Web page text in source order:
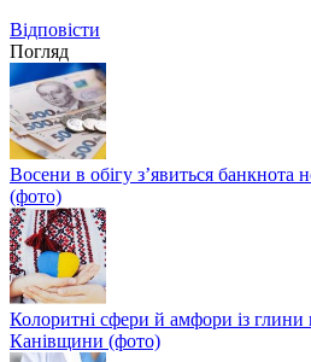
Відповіcти
Погляд
Восени в обігу з’явиться банкнота
(фото)
Колоритні сфери й амфори із глини
Канівщини (фото)